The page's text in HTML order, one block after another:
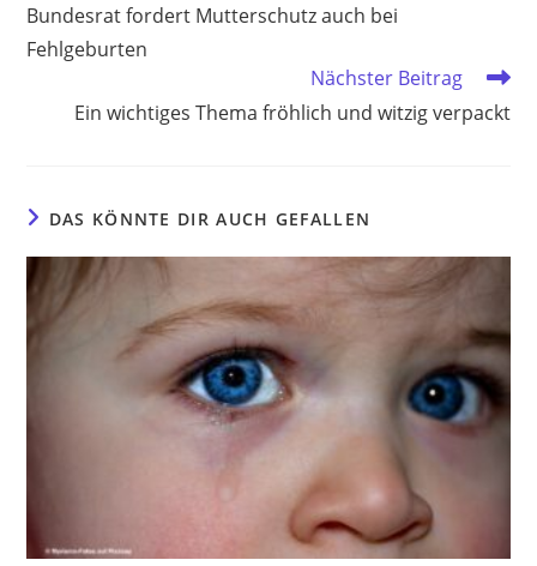
ansehen
Bundesrat fordert Mutterschutz auch bei
Fehlgeburten
Nächster Beitrag
Ein wichtiges Thema fröhlich und witzig verpackt
DAS KÖNNTE DIR AUCH GEFALLEN